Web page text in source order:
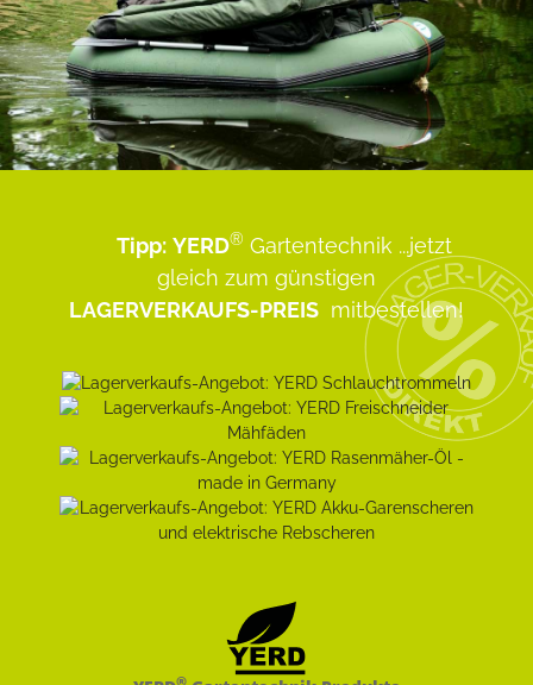
Tipp: YERD® Gartentechnik ...jetzt
gleich zum günstigen
LAGERVERKAUFS-PREIS mitbestellen!